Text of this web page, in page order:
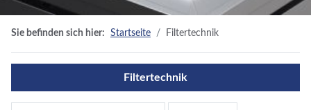
Sie befinden sich hier: Startseite Filtertechnik
Filtertechnik